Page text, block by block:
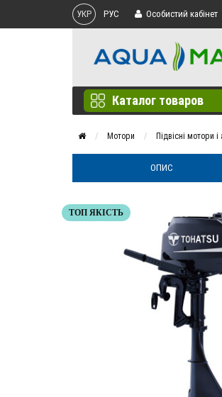
УКР РУС Особистий кабінет
Каталог товаров
Мотори Підвісні мотори
ОПИС
ТОП ЯКІСТЬ